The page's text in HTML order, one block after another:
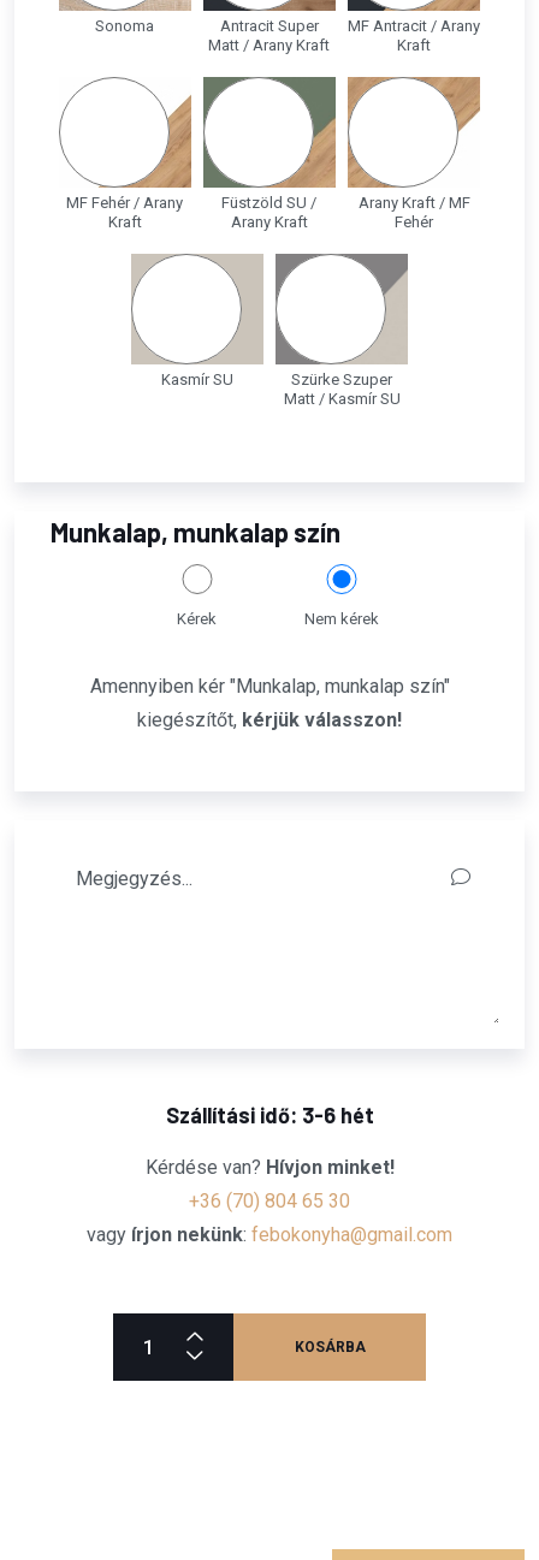
Sonoma
Antracit Super
Matt / Arany Kraft
MF Antracit / Arany
Kraft
MF Fehér / Arany
Kraft
Füstzöld SU /
Arany Kraft
Arany Kraft / MF
Fehér
Kasmír SU
Szürke Szuper
Matt / Kasmír SU
Munkalap, munkalap szín
Kérek Nem kérek
Amennyiben kér "Munkalap, munkalap szín"
kiegészítőt, kérjük válasszon!
Szállítási idő: 3-6 hét
Kérdése van? Hívjon minket!
+36 (70) 804 65 30
vagy írjon nekünk: febokonyha@gmail.com
KOSÁRBA